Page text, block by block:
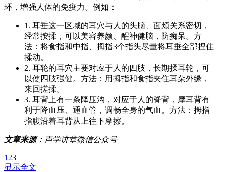
环，增强人体的免疫力。例如：
1. 耳垂这一区域的耳穴与人的头脑、面颊关系密切，
经常按揉，可以美容养颜、醒神健脑，防痴呆。方
法：将食指和中指、拇指3个指头尽量将耳垂全部捏住
揉动。
2. 耳轮的耳穴主要对应于人的四肢，长期揉耳轮，可
以使四肢强健。方法：用拇指和食指夹住耳朵外缘，
来回搓揉。
3. 耳背上有一条降压沟，对应于人的脊背，摩耳背有
利于降血压、通血管，调畅全身的气血。方法：拇指
指腹沿着耳背从上往下摩擦。
文章来源： 声学讲堂微信公众号
1 23
显示全文